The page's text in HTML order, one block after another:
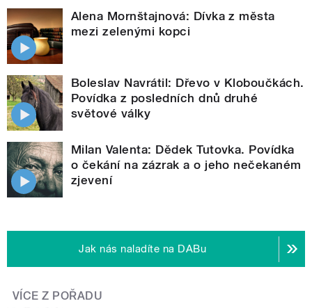
Alena Mornštajnová: Dívka z města
mezi zelenými kopci
Boleslav Navrátil: Dřevo v Kloboučkách.
Povídka z posledních dnů druhé
světové války
Milan Valenta: Dědek Tutovka. Povídka
o čekání na zázrak a o jeho nečekaném
zjevení
Jak nás naladíte na DABu
VÍCE Z POŘADU